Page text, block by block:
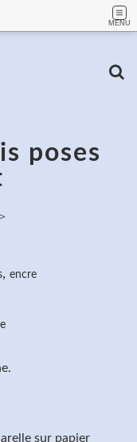
MENU
poses
>
, encre
sur papier